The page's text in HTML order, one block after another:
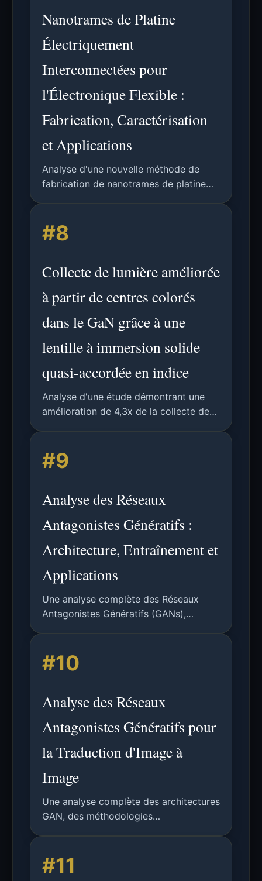
Nanotrames de Platine
Électriquement
Interconnectées pour
l'Électronique Flexible :
Fabrication, Caractérisation
et Applications
Analyse d'une nouvelle méthode de
fabrication de nanotrames de platine
à l'ITO pour l'électronique flexible de
nouvelle génération.
#8
Collecte de lumière améliorée
à partir de centres colorés
dans le GaN grâce à une
lentille à immersion solide
quasi-accordée en indice
Analyse d'une étude démontrant une
amélioration de 4,3x de la collecte de
solide en ZrO2, soulignant les
implications pour la photonique
#9
Analyse des Réseaux
Antagonistes Génératifs :
Architecture, Entraînement et
Applications
Une analyse complète des Réseaux
Antagonistes Génératifs (GANs),
futures directions de recherche.
#10
Analyse des Réseaux
Antagonistes Génératifs pour
la Traduction d'Image à
Image
Une analyse complète des architectures
GAN, des méthodologies
techniques, résultats expérimentaux et
perspectives futures.
#11